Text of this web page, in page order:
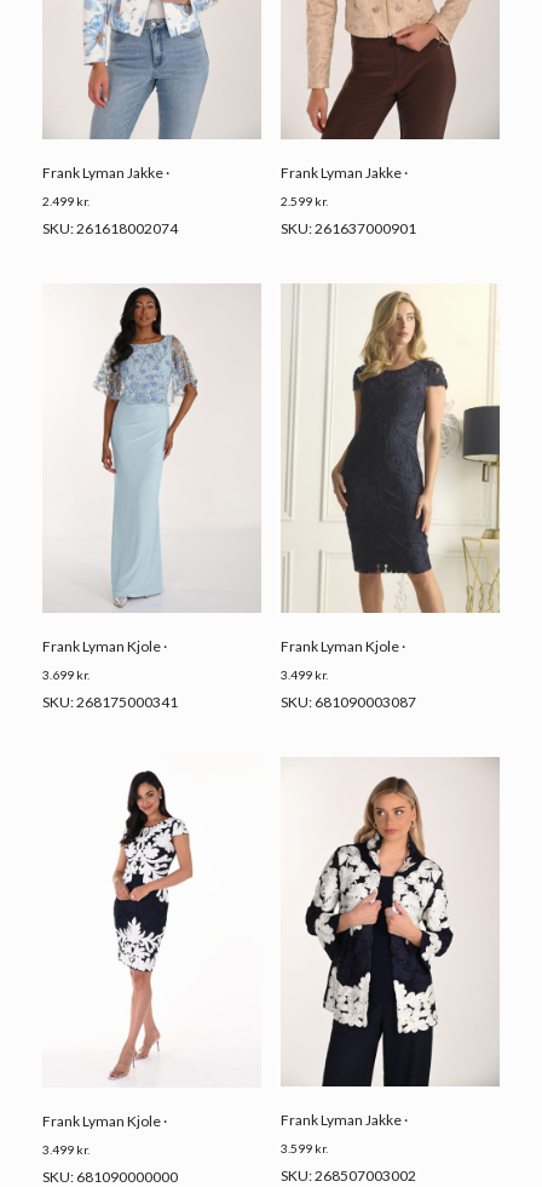
Frank Lyman Jakke ·
2.499 kr.
SKU: 261618002074
Frank Lyman Jakke ·
2.599 kr.
SKU: 261637000901
Frank Lyman Kjole ·
3.699 kr.
SKU: 268175000341
Frank Lyman Kjole ·
3.499 kr.
SKU: 681090003087
Frank Lyman Kjole ·
3.499 kr.
SKU: 681090000000
Frank Lyman Jakke ·
3.599 kr.
SKU: 268507003002